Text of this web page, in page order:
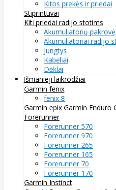
Kitos prekės ir priedai
Stiprintuvai
Kiti priedai radijo stotims
Akumuliatorių
Akumuliatoriai radijo
Jungtys
Kabeliai
Dėklai
Išmanieji laikrodžiai
Garmin fenix
fenix 8
Garmin epix Garmin Enduro
Forerunner
Forerunner 570
Forerunner 970
Forerunner 265
Forerunner 165
Forerunner 70
Forerunner 170
Garmin Instinct